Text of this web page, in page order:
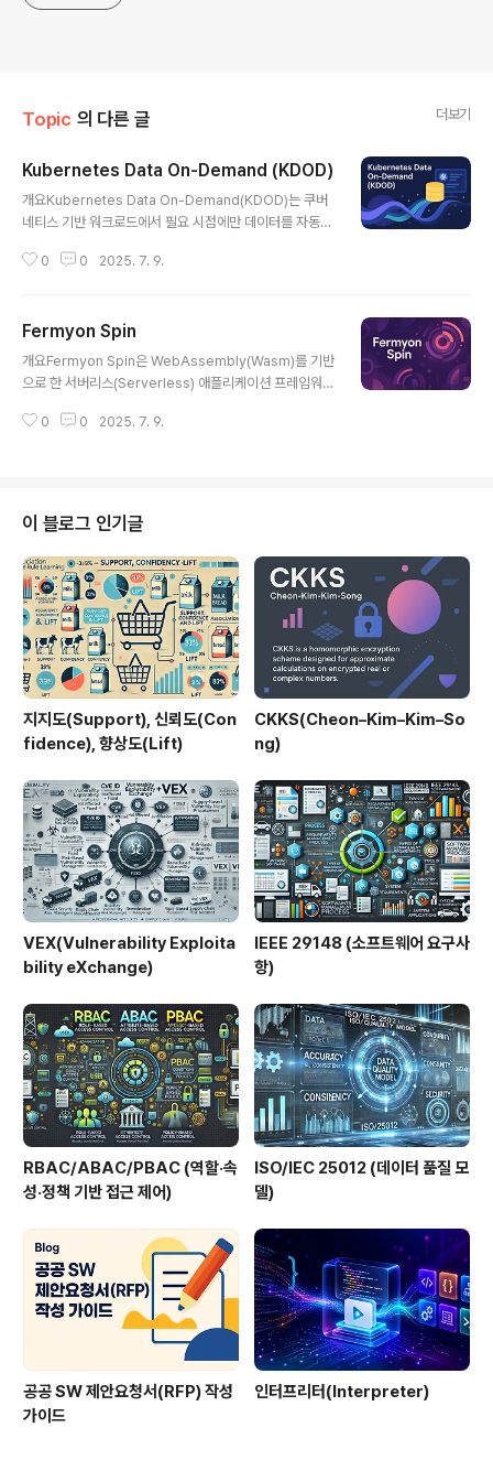
Topic 의 다른 글 더보기
Kubernetes Data On-Demand (KDOD)
개요Kubernetes Data On-Demand(KDOD)는 쿠버
네티스 기반 워크로드에서 필요 시점에만 데이터를 자동으
이다. 불필요한 데이터 마운트를 줄이고, 워크로드 부팅 시
OD는 Kubernetes 워크로드의 초기 실행 시점에 전체
데이터를 미리 마운트하지 않고, 애플리케이션에서 실제
접근이 일어날 때 데이터를 필요 범위만큼 동적으로 로딩
스토리지 효율성을 극대화한다.목적 및 필요성대용량 데이
0 0 2025. 7. 9.
Fermyon Spin
개요Fermyon Spin은 WebAssembly(Wasm)를 기반
으로 한 서버리스(Serverless) 애플리케이션 프레임워크
지, 개발 환경에서 모두 효율적으로 동작한다. 기존 컨테이
오픈소스 프레임워크로, Wasm 바이너리를 서버리스 함
수처럼 실행할 수 있도록 설계되었다. HTTP, Redis, MQ
TT 등의 이벤트 기반 트리거를 지원하며, Rust, Go, Jav
aScript 등의 언어로 개발한 코드를 Wasm으로 컴파일해
배포한다.목적 및 필요성컨테이너보다..
0 0 2025. 7. 9.
이 블로그 인기글
지지도(Support), 신뢰도(Con
fidence), 향상도(Lift)
CKKS(Cheon–Kim–Kim–So
ng)
VEX(Vulnerability Exploita
bility eXchange)
IEEE 29148 (소프트웨어 요구사
항)
RBAC/ABAC/PBAC (역할·속
성·정책 기반 접근 제어)
ISO/IEC 25012 (데이터 품질 모
델)
공공 SW 제안요청서(RFP) 작성
가이드
인터프리터(Interpreter)